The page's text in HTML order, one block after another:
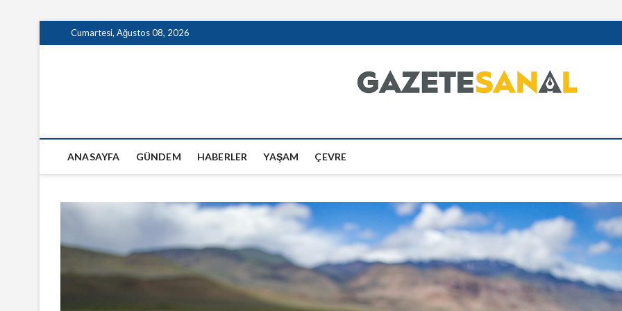
to
Cumartesi, Ağustos 08, 2026
ANASAYFA GÜNDEM HABERLER YAŞAM ÇEVRE